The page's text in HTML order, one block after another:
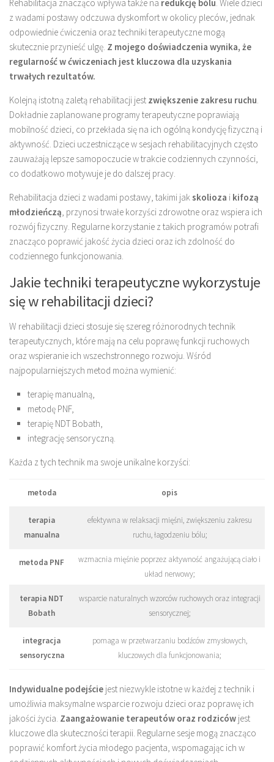
Rehabilitacja znacząco wpływa także na redukcję bólu. Wiele dzieci
z wadami postawy odczuwa dyskomfort w okolicy pleców, jednak
odpowiednie ćwiczenia oraz techniki terapeutyczne mogą
skutecznie przynieść ulgę. Z mojego doświadczenia wynika, że
regularność w ćwiczeniach jest kluczowa dla uzyskania
trwałych rezultatów.
Kolejną istotną zaletą rehabilitacji jest zwiększenie zakresu ruchu.
Dokładnie zaplanowane programy terapeutyczne poprawiają
mobilność dzieci, co przekłada się na ich ogólną kondycję fizyczną i
aktywność. Dzieci uczestniczące w sesjach rehabilitacyjnych często
zauważają lepsze samopoczucie w trakcie codziennych czynności,
co dodatkowo motywuje je do dalszej pracy.
Rehabilitacja dzieci z wadami postawy, takimi jakskolioza i kifozą
młodzieńczą, przynosi trwałe korzyści zdrowotne oraz wspiera ich
rozwój fizyczny. Regularne korzystanie z takich programów potrafi
znacząco poprawić jakość życia dzieci oraz ich zdolność do
codziennego funkcjonowania.
Jakie techniki terapeutyczne wykorzystuje
się w rehabilitacji dzieci?
W rehabilitacji dzieci stosuje się szereg różnorodnych technik
terapeutycznych, które mają na celu poprawę funkcji ruchowych
oraz wspieranie ich wszechstronnego rozwoju. Wśród
najpopularniejszych metod można wymienić:
terapię manualną,
metodę PNF,
terapię NDT Bobath,
integrację sensoryczną.
Każda z tych technik ma swoje unikalne korzyści:
metoda opis
terapia
manualna
efektywna w relaksacji mięśni, zwiększeniu zakresu
ruchu, łagodzeniu bólu;
metoda PNF
wzmacnia mięśnie poprzez aktywność angażującą ciało i
układ nerwowy;
terapia NDT
Bobath
wsparcie naturalnych wzorców ruchowych oraz integracji
sensorycznej;
integracja
sensoryczna
pomaga w przetwarzaniu bodźców zmysłowych,
kluczowych dla funkcjonowania;
Indywidualne podejście jest niezwykle istotne w każdej z technik i
umożliwia maksymalne wsparcie rozwoju dzieci oraz poprawę ich
jakości życia. Zaangażowanie terapeutów oraz rodziców jest
kluczowe dla skuteczności terapii. Regularne sesje mogą znacząco
poprawić komfort życia młodego pacjenta, wspomagając ich w